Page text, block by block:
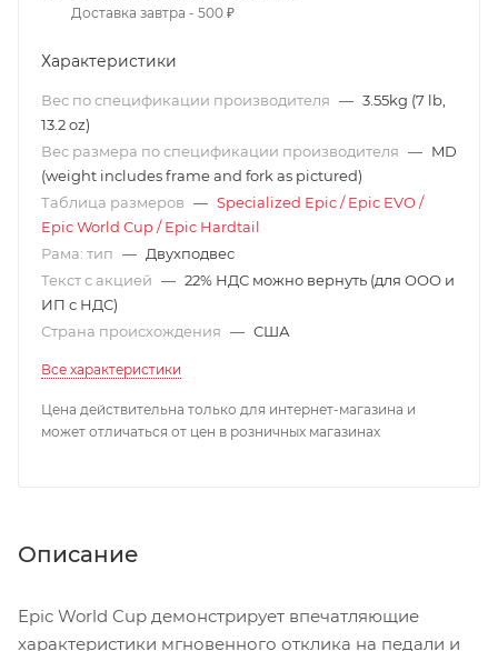
Доставка завтра - 500 ₽
Характеристики
Вес по спецификации производителя — 3.55kg (7 lb,
13.2 oz)
Вес размера по спецификации производителя — MD
(weight includes frame and fork as pictured)
Таблица размеров — Specialized Epic / Epic EVO /
Epic World Cup / Epic Hardtail
Рама: тип — Двухподвес
Текст с акцией — 22% НДС можно вернуть (для ООО и
ИП с НДС)
Страна происхождения — США
Все характеристики
Цена действительна только для интернет-магазина и
может отличаться от цен в розничных магазинах
Описание
Epic World Cup демонстрирует впечатляющие
характеристики мгновенного отклика на педали и